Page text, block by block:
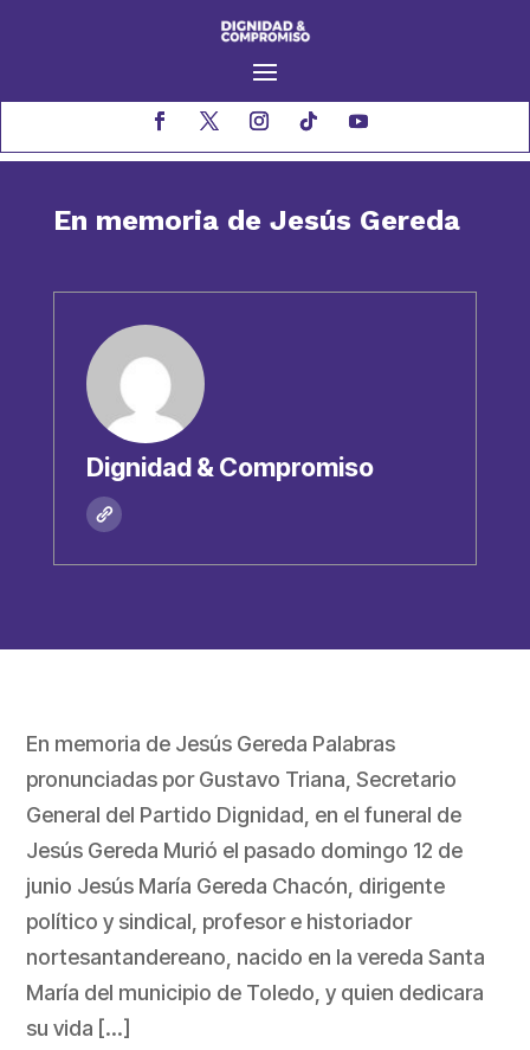
En memoria de Jesús Gereda
Dignidad & Compromiso
En memoria de Jesús Gereda Palabras
pronunciadas por Gustavo Triana, Secretario
General del Partido Dignidad, en el funeral de
Jesús Gereda Murió el pasado domingo 12 de
junio Jesús María Gereda Chacón, dirigente
político y sindical, profesor e historiador
nortesantandereano, nacido en la vereda Santa
María del municipio de Toledo, y quien dedicara
su vida […]